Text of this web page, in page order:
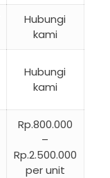
Hubungi
kami
Hubungi
kami
Rp.800.000
–
Rp.2.500.000
per unit